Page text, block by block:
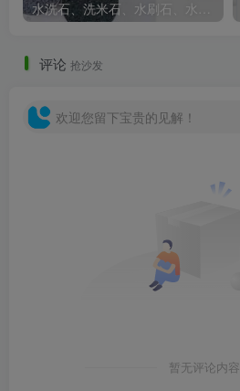
评论 抢沙发
欢迎您留下宝贵的见解！
暂无评论内容